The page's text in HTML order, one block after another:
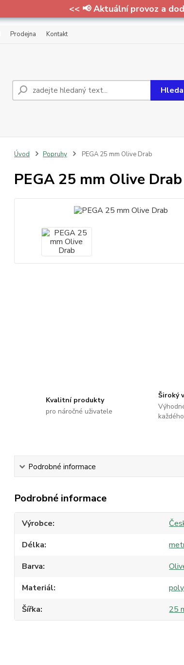
<< 📢 Aktuální provoz a
Prodejna Kontakt
Úvod Popruhy PEGA 25 mm Olive Drab
PEGA 25 mm Olive Drab
Kvalitní produkty
pro náročné uživatele
Široký
každého
Podrobné informace
Podrobné informace
Výrobce
Délka
Barva
Materiál
Šířka
25